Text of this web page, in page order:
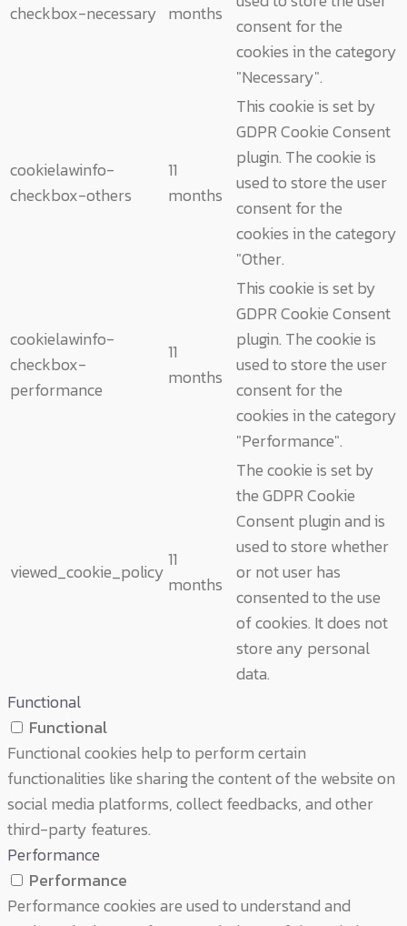
checkbox-necessary months
consent for the
cookies in the category
"Necessary".
cookielawinfo-
checkbox-others
11
months
This cookie is set by
GDPR Cookie Consent
plugin. The cookie is
used to store the user
consent for the
cookies in the category
"Other.
cookielawinfo-
checkbox-
performance
11
months
This cookie is set by
GDPR Cookie Consent
plugin. The cookie is
used to store the user
consent for the
cookies in the category
"Performance".
viewed_cookie_policy
11
months
The cookie is set by
the GDPR Cookie
Consent plugin and is
used to store whether
or not user has
consented to the use
of cookies. It does not
store any personal
data.
Functional
Functional
Functional cookies help to perform certain
functionalities like sharing the content of the website on
social media platforms, collect feedbacks, and other
third-party features.
Performance
Performance
Performance cookies are used to understand and